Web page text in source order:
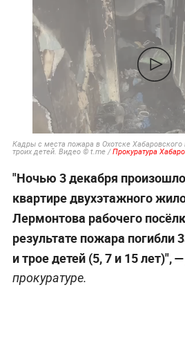
Кадры с места пожара в Охотске
троих детей. Видео © t.me /Прокуратура
"Ночью 3 декабря
квартире двухэтажного
Лермонтова рабочего
результате пожара
и трое детей (5, 7 и 15 лет)", —
прокуратуре.